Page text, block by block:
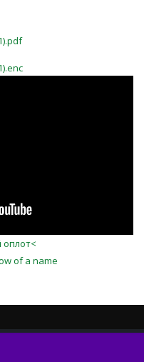
оплот<
of a name